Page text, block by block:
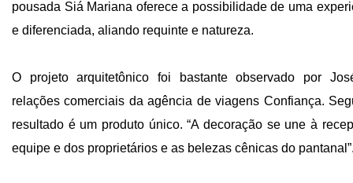
pousada Siá Mariana oferece a possibilidade de uma
e diferenciada, aliando requinte e natureza.
O projeto arquitetônico foi bastante observado por
relações comerciais da agência de viagens Confiança.
resultado é um produto único. “A decoração se une à
equipe e dos proprietários e as belezas cênicas do